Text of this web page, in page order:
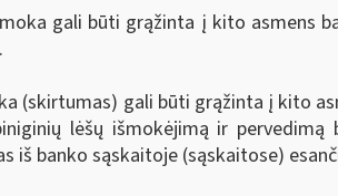
gali būti grąžinta į kito asmens
(skirtumas) gali būti grąžinta į kito
lėšų išmokėjimą ir
iš banko sąskaitoje (sąskaitose)